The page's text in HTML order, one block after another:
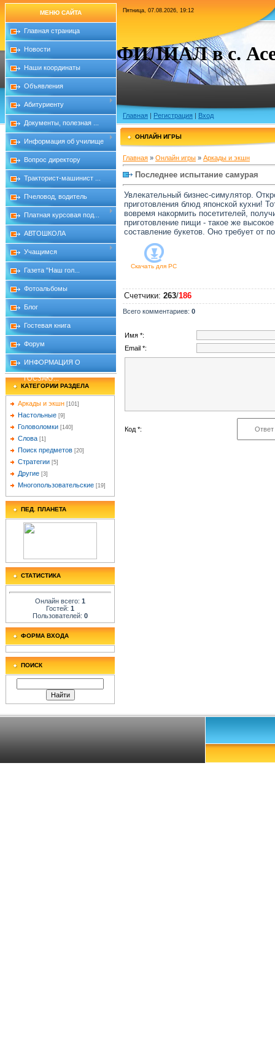
МЕНЮ САЙТА
Главная страница
Новости
Наши координаты
Объявления
Абитуриенту
Документы, полезная ...
Информация об училище
Вопрос директору
Тракторист-машинист ...
Пчеловод, водитель
Платная курсовая под...
АВТОШКОЛА
Учащимся
Газета "Наш гол...
Фотоальбомы
Блог
Гостевая книга
Форум
ИНФОРМАЦИЯ О
ГОСЗАКУ...
КАТЕГОРИИ РАЗДЕЛА
Аркады и экшн [101]
Настольные [9]
Головоломки [140]
Слова [1]
Поиск предметов [20]
Стратегии [5]
Другие [3]
Многопользовательские [19]
ПЕД. ПЛАНЕТА
СТАТИСТИКА
Онлайн всего: 1
Гостей: 1
Пользователей: 0
ФОРМА ВХОДА
ПОИСК
Пятница, 07.08.2026, 19:12
ФИЛИАЛ в с.
Главная | Регистрация | Вход
ОНЛАЙН ИГРЫ
Главная » Онлайн игры » Аркады и экшн
Последнее испытание самурая
Увлекательный бизнес-симулятор.
приготовления блюд японской кухни!
вовремя накормить посетителей,
приготовление пищи - такое же
составление букетов. Оно требует от
Скачать для PC
Счетчики: 263/186
Всего комментариев: 0
Имя *:
Email *:
Код *: